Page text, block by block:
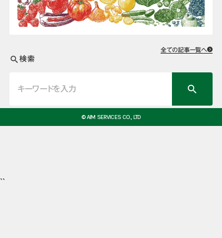
全ての記事一覧へ
search 検索
search
© AIM SERVICES CO., LTD
``